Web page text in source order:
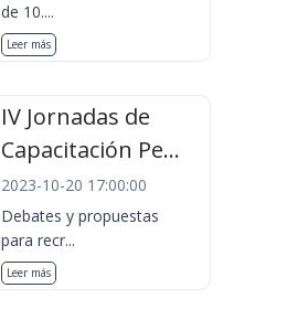
de 10....
Leer más
IV Jornadas de
Capacitación Pe...
2023-10-20 17:00:00
Debates y propuestas
para recr...
Leer más